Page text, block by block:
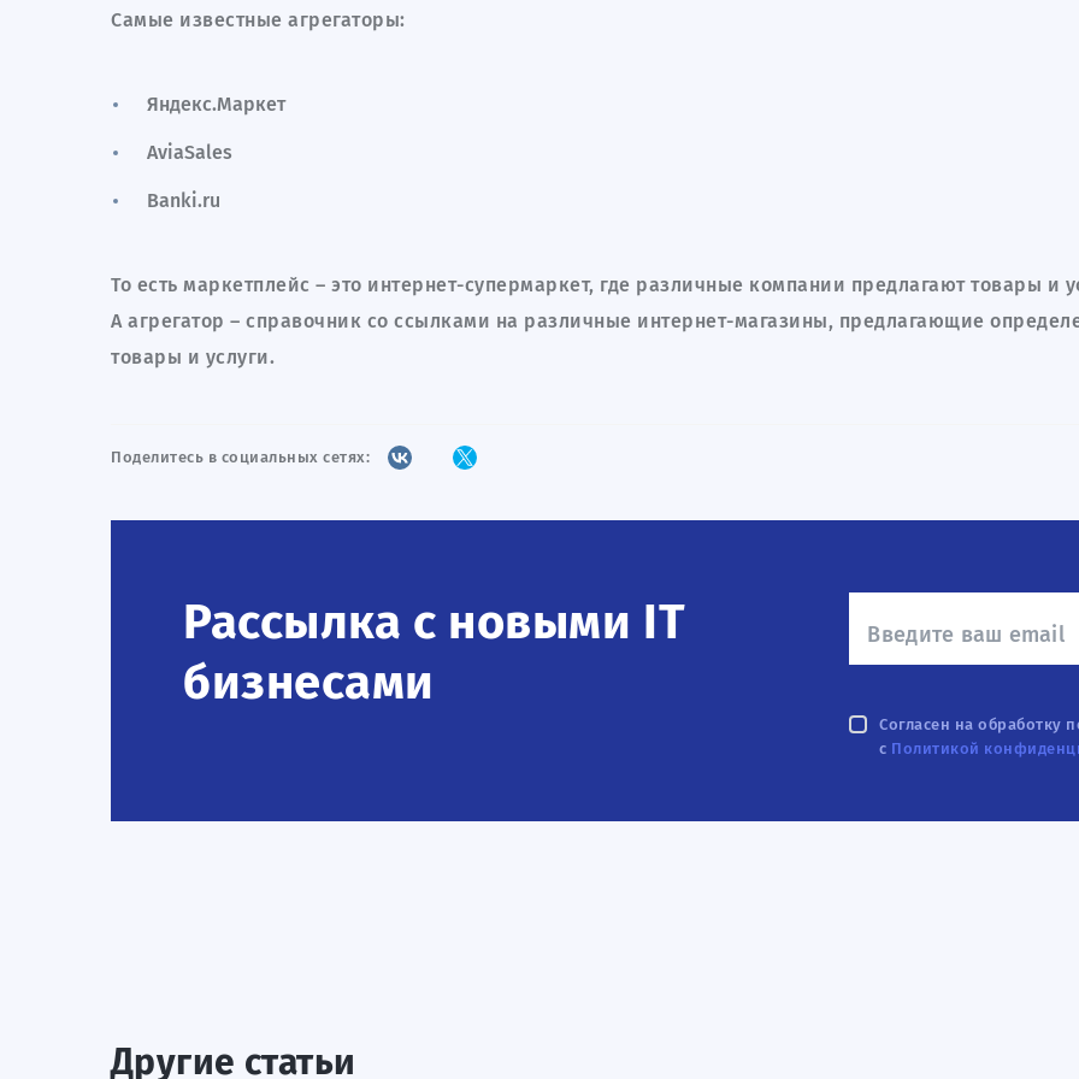
Самые известные агрегаторы:
Яндекс.Маркет
AviaSales
Banki.ru
То есть маркетплейс – это интернет-супермаркет, где различные компании предлагают товары и
А агрегатор – справочник со ссылками на различные интернет-магазины, предлагающие
товары и услуги.
Поделитесь в социальных сетях:
Рассылка с новыми IT
бизнесами
Согласен на обработку
с Политикой
Другие статьи